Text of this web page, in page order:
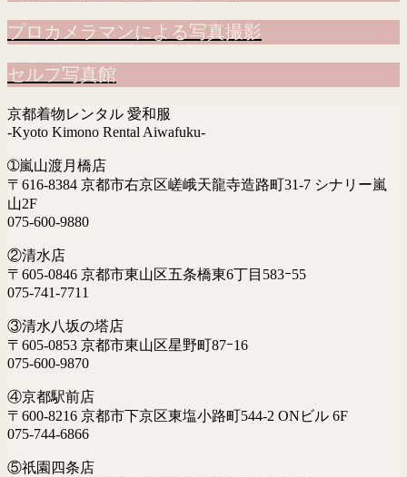
プロカメラマンによる写真撮影
セルフ写真館
京都着物レンタル 愛和服
-Kyoto Kimono Rental Aiwafuku-
➀嵐山渡月橋店
〒616-8384 京都市右京区嵯峨天龍寺造路町31-7 シナリー嵐
山2F
075-600-9880
②清水店
〒605-0846 京都市東山区五条橋東6丁目583ｰ55
075-741-7711
③清水八坂の塔店
〒605-0853 京都市東山区星野町87ｰ16
075-600-9870
④京都駅前店
〒600-8216 京都市下京区東塩小路町544-2 ONビル 6F
075-744-6866
⑤祇園四条店